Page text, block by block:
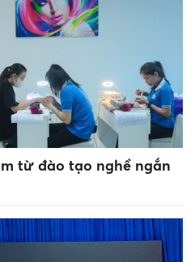
từ đào tạo nghề ngắn